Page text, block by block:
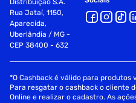
Distribuição S.A.
Rua Jataí, 1150,
Aparecida,
Uberlândia / MG -
CEP 38400 - 632
*O Cashback é válido para
Para resgatar o cashback o cliente
Online e realizar o cadastro. As